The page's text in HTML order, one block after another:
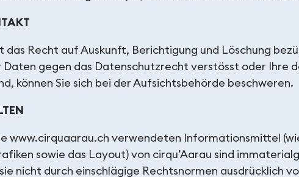
das Recht auf Auskunft, Berichtigung und Löschung
gegen das Datenschutzrecht verstösst oder Ihre
können Sie sich bei der Aufsichtsbehörde beschweren.
www.cirquaarau.ch verwendeten Informationsmittel
sowie das Layout) von cirqu’Aarau sind
nicht durch einschlägige Rechtsnormen ausdrücklich